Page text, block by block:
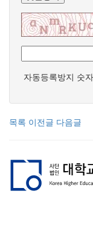
자동등록방지 숫
목록 이전글 다음글